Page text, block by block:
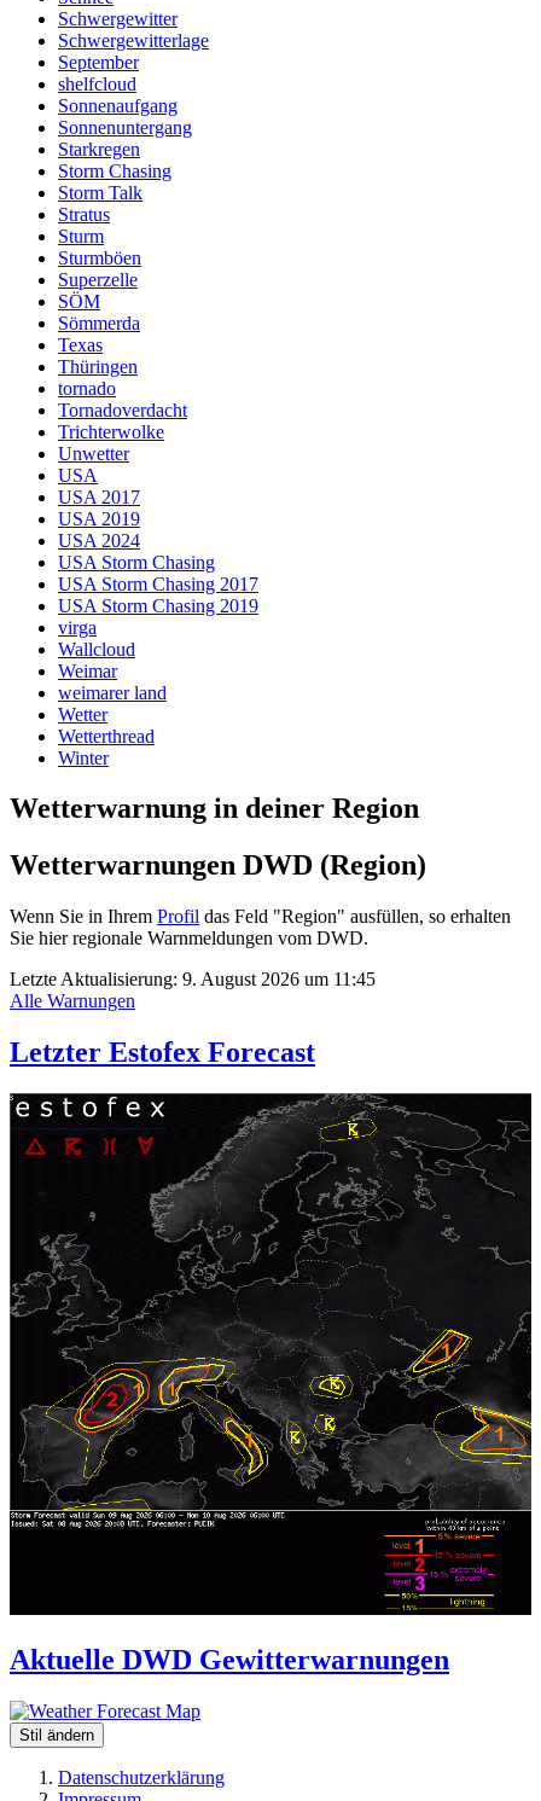
Schwergewitter
Schwergewitterlage
September
shelfcloud
Sonnenaufgang
Sonnenuntergang
Starkregen
Storm Chasing
Storm Talk
Stratus
Sturm
Sturmböen
Superzelle
SÖM
Sömmerda
Texas
Thüringen
tornado
Tornadoverdacht
Trichterwolke
Unwetter
USA
USA 2017
USA 2019
USA 2024
USA Storm Chasing
USA Storm Chasing 2017
USA Storm Chasing 2019
virga
Wallcloud
Weimar
weimarer land
Wetter
Wetterthread
Winter
Wetterwarnung in deiner Region
Wetterwarnungen DWD (Region)
Wenn Sie in Ihrem Profil das Feld "Region" ausfüllen, so erhalten
Sie hier regionale Warnmeldungen vom DWD.
Letzte Aktualisierung: 9. August 2026 um 11:45
Alle Warnungen
Letzter Estofex Forecast
Aktuelle DWD Gewitterwarnungen
Stil ändern
Datenschutzerklärung